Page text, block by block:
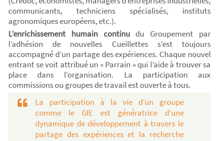
communicants, techniciens spécialisés, instituts
agronomiques européens, etc.).
L’enrichissement humain continudu Groupement par
l’adhésion de nouvelles Cueillettes s’est toujours
accompagné d’un partage des expériences. Chaque nouvel
entrant se voit attribué un « Parrain » qui l’aide à trouver sa
place dans l’organisation. La participation aux
commissions ou groupes de travail est ouverte à tous.
La participation à la vie d’un groupe
comme le GIE est génératrice d’une
dynamique de développement à travers le
partage des expériences et la recherche